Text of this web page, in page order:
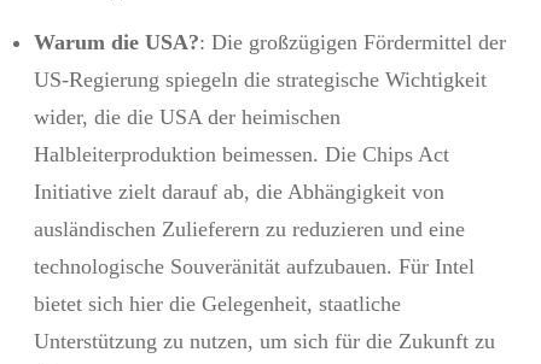
Warum die USA?: Die großzügigen Fördermittel der
US-Regierung spiegeln die strategische Wichtigkeit
wider, die die USA der heimischen
Halbleiterproduktion beimessen. Die Chips Act
Initiative zielt darauf ab, die Abhängigkeit von
ausländischen Zulieferern zu reduzieren und eine
technologische Souveränität aufzubauen. Für Intel
bietet sich hier die Gelegenheit, staatliche
Unterstützung zu nutzen, um sich für die Zukunft zu